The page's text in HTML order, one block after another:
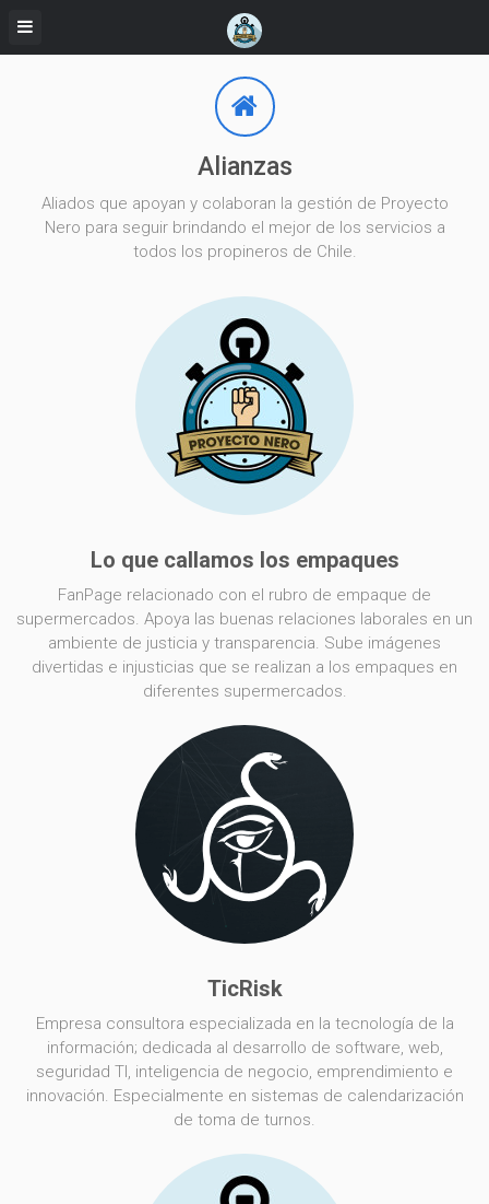
Alianzas
Aliados que apoyan y colaboran la gestión de Proyecto
Nero para seguir brindando el mejor de los servicios a
todos los propineros de Chile.
Lo que callamos los empaques
FanPage relacionado con el rubro de empaque de
supermercados. Apoya las buenas relaciones laborales en un
ambiente de justicia y transparencia. Sube imágenes
divertidas e injusticias que se realizan a los empaques en
diferentes supermercados.
TicRisk
Empresa consultora especializada en la tecnología de la
información; dedicada al desarrollo de software, web,
seguridad TI, inteligencia de negocio, emprendimiento e
innovación. Especialmente en sistemas de calendarización
de toma de turnos.